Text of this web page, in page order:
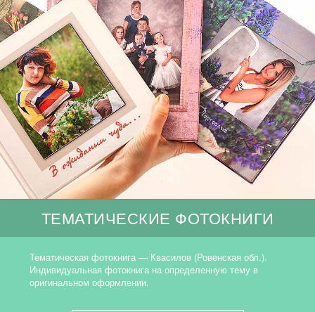
ТЕМАТИЧЕСКИЕ ФОТОКНИГИ
Тематическая фотокнига — Квасилов (Ровенская обл.).
Индивидуальная фотокнига на определенную тему в
оригинальном оформлении.